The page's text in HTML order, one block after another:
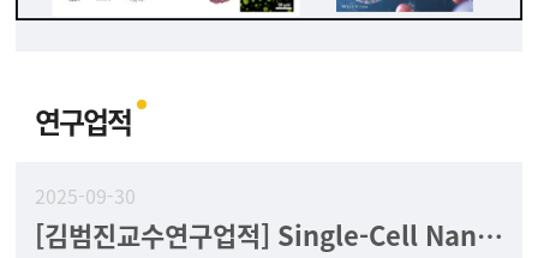
연구업적
2025-09-30
[김범진교수연구업적] Single-Cell Nanoencapsulation: Chemical Synthesis of Artificial Cell-in-Shell Spores